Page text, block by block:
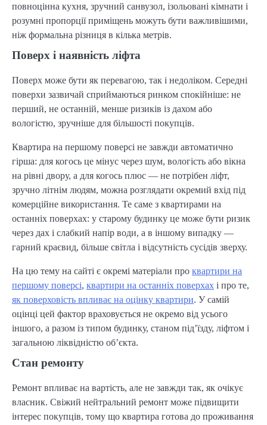
повноцінна кухня, зручний санвузол, ізольовані кімнати і
розумні пропорції приміщень можуть бути важливішими,
ніж формальна різниця в кілька метрів.
Поверх і наявність ліфта
Поверх може бути як перевагою, так і недоліком. Середні
поверхи зазвичай сприймаються ринком спокійніше: не
перший, не останній, менше ризиків із дахом або
вологістю, зручніше для більшості покупців.
Квартира на першому поверсі не завжди автоматично
гірша: для когось це мінус через шум, вологість або вікна
на рівні двору, а для когось плюс — не потрібен ліфт,
зручно літнім людям, можна розглядати окремий вхід під
комерційне використання. Те саме з квартирами на
останніх поверхах: у старому будинку це може бути ризик
через дах і слабкий напір води, а в іншому випадку —
гарний краєвид, більше світла і відсутність сусідів зверху.
На цю тему на сайті є окремі матеріали про квартири на
першому поверсі, квартири на останніх поверхах і про те,
як поверховість впливає на оцінку квартири. У самій
оцінці цей фактор враховується не окремо від усього
іншого, а разом із типом будинку, станом під’їзду, ліфтом і
загальною ліквідністю об’єкта.
Стан ремонту
Ремонт впливає на вартість, але не завжди так, як очікує
власник. Свіжий нейтральний ремонт може підвищити
інтерес покупців, тому що квартира готова до проживання